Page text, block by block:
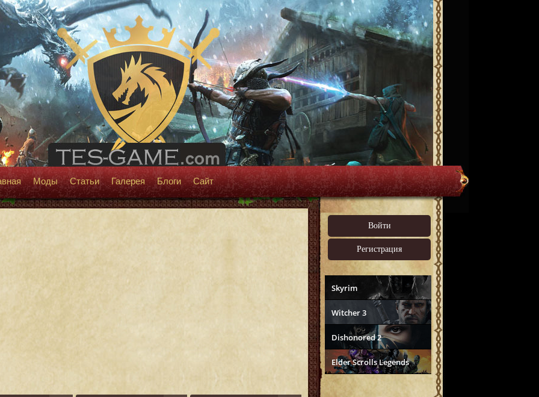
Моды Статьи Галерея Блоги Сайт
Войти
Регистрация
Skyrim
Witcher 3
Dishonored 2
Elder Scrolls Legends